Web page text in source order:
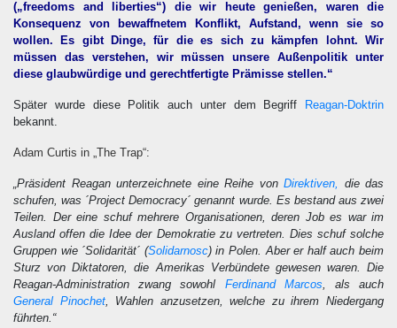
(„freedoms and liberties“) die wir heute genießen, waren die
Konsequenz von bewaffnetem Konflikt, Aufstand, wenn sie so
wollen. Es gibt Dinge, für die es sich zu kämpfen lohnt. Wir
müssen das verstehen, wir müssen unsere Außenpolitik unter
diese glaubwürdige und gerechtfertigte Prämisse stellen.“
Später wurde diese Politik auch unter dem Begriff
Reagan-Doktrin
bekannt.
Adam Curtis in „The Trap“:
„Präsident Reagan unterzeichnete eine Reihe von Direktiven, die das
schufen, was ´Project Democracy´ genannt wurde. Es bestand aus zwei
Teilen. Der eine schuf mehrere Organisationen, deren Job es war im
Ausland offen die Idee der Demokratie zu vertreten. Dies schuf solche
Gruppen wie ´Solidarität´ (Solidarnosc) in Polen. Aber er half auch beim
Sturz von Diktatoren, die Amerikas Verbündete gewesen waren. Die
Reagan-Administration zwang sowohl Ferdinand Marcos, als auch
General Pinochet, Wahlen anzusetzen, welche zu ihrem Niedergang
führten.“